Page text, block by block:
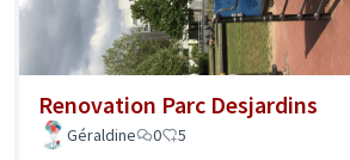
Renovation Parc Desjardins
Géraldine
0 5